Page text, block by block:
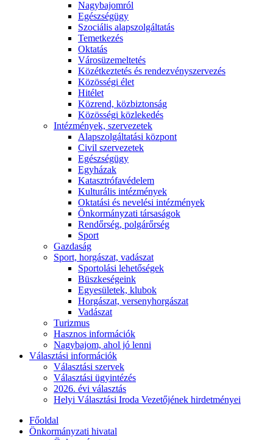
Nagybajomról
Egészségügy
Szociális alapszolgáltatás​
Temetkezés
Oktatás
Városüzemeltetés
Közétkeztetés és rendezvényszervezés
Közösségi élet​
Hitélet
Közrend, közbiztonság
Közösségi közlekedés
Intézmények, szervezetek
Alapszolgáltatási központ
Civil szervezetek
Egészségügy
Egyházak
Katasztrófavédelem
Kulturális intézmények
Oktatási és nevelési intézmények
Önkormányzati társaságok
Rendőrség, polgárőrség
Sport
Gazdaság
Sport, horgászat, vadászat
Sportolási lehetőségek
Büszkeségeink
Egyesületek, klubok
Horgászat, versenyhorgászat
Vadászat
Turizmus
Hasznos információk
Nagybajom, ahol jó lenni
Választási információk
Választási szervek
Választási ügyintézés
2026. évi választás
Helyi Választási Iroda Vezetőjének hirdetményei
Főoldal
Önkormányzati hivatal